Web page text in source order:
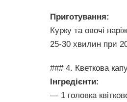
Приготування:
Курку та овочі
25-30 хвилин при
### 4. Кветкова
Інгредієнти:
— 1 головка